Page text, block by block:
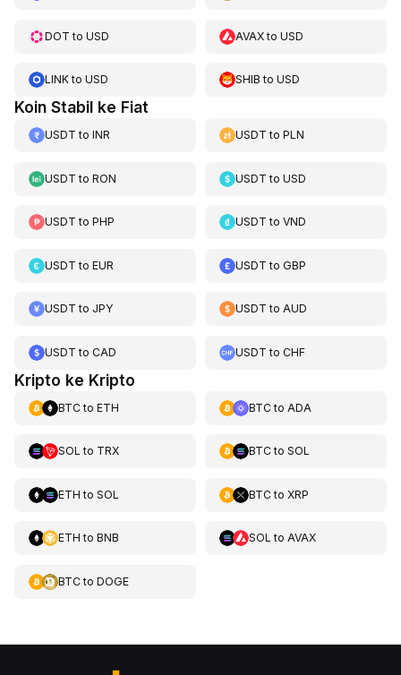
DOT to USD AVAXtoUSD
LINKto USD SHIB toUSD
Koin Stabil ke Fiat
USDT to INR USDT toPLN
USDT to RON USDT toUSD
USDT to PHP USDT toVND
USDT to EUR USDT toGBP
USDT to JPY USDT toAUD
USDT to CAD USDT toCHF
Kripto ke Kripto
BTCto ETH BTCto ADA
SOL to TRX BTCto SOL
ETH to SOL BTCto XRP
ETH to BNB SOL to AVAX
BTCto DOGE